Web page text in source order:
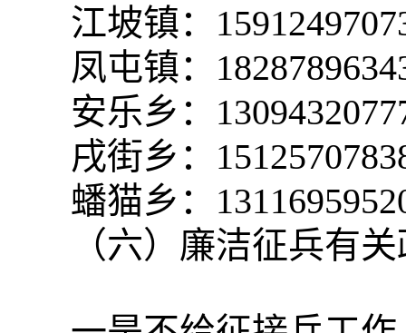
江坡镇：
凤屯镇：
安乐乡：
戌街乡：
蟠猫乡：
（六）廉洁征兵有